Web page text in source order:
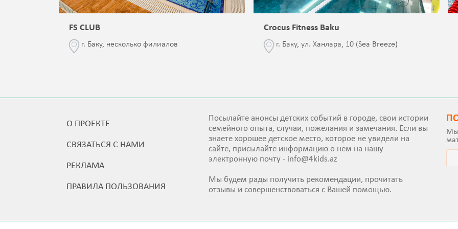
FS CLUB
г. Баку, несколько филиалов
Crocus Fitness Baku
г. Баку, ул. Ханлара, 10 (Sea Breeze)
О ПРОЕКТЕ
СВЯЗАТЬСЯ С НАМИ
РЕКЛАМА
ПРАВИЛА ПОЛЬЗОВАНИЯ
Посылайте анонсы детских событий в городе, свои истории
семейного опыта, случаи, пожелания и замечания. Если вы
знаете хорошее детское место, которое не увидели на
сайте, присылайте информацию о нем на нашу
электронную почту - info@4kids.az
Мы будем рады получить рекомендации, прочитать
отзывы и совершенствоваться с Вашей помощью.
Мы